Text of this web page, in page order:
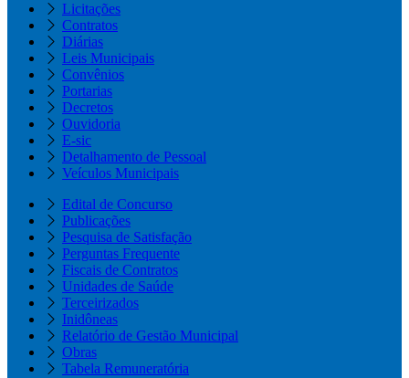
Licitações
Contratos
Diárias
Leis Municipais
Convênios
Portarias
Decretos
Ouvidoria
E-sic
Detalhamento de Pessoal
Veículos Municipais
Edital de Concurso
Publicações
Pesquisa de Satisfação
Perguntas Frequente
Fiscais de Contratos
Unidades de Saúde
Terceirizados
Inidôneas
Relatório de Gestão Municipal
Obras
Tabela Remuneratória